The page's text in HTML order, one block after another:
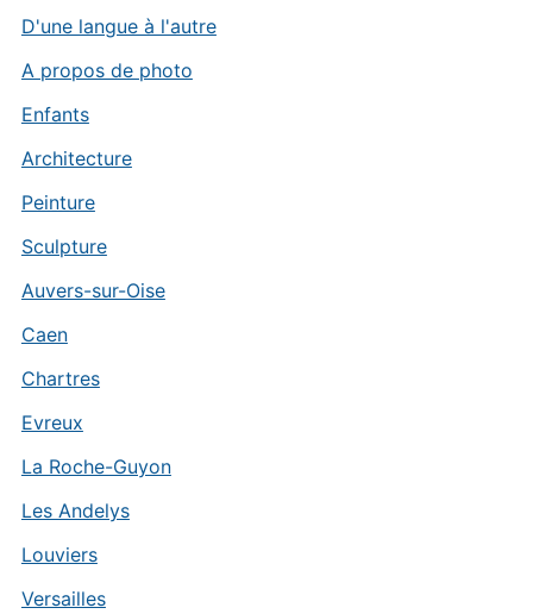
D'une langue à l'autre
A propos de photo
Enfants
Architecture
Peinture
Sculpture
Auvers-sur-Oise
Caen
Chartres
Evreux
La Roche-Guyon
Les Andelys
Louviers
Versailles